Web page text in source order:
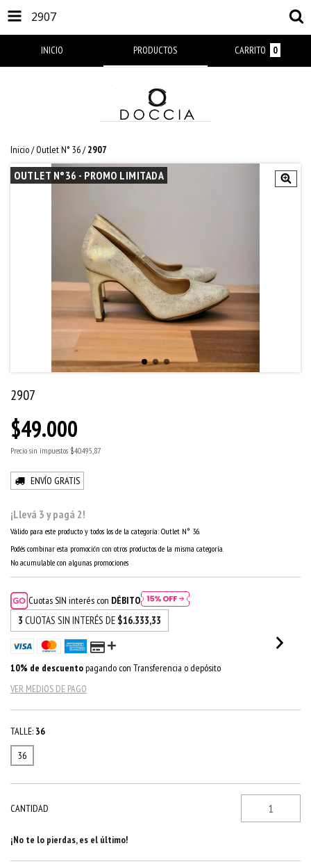
2907
INICIO PRODUCTOS CARRITO 0
Inicio/ Outlet N° 36/ 2907
OUTLET N°36 - PROMO LIMITADA
2907
$49.000
Precio sin impuestos $40.495,87
ENVÍO GRATIS
¡Llevá 3 y pagá 2!
Válido para este producto y todos los de la categoría: Outlet N° 36.
Podés combinar esta promoción con otros productos de la misma categoría.
No acumulable con algunas promociones
Cuotas SIN interés con DÉBITO
3 CUOTAS SIN INTERÉS DE $16.333,33
10% de descuentopagando con Transferencia o depósito
VER MEDIOS DE PAGO
TALLE: 36
36
CANTIDAD
¡No te lo pierdas, es el último!